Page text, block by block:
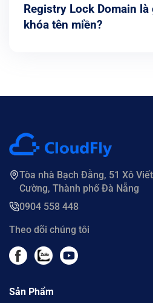
Registry Lock Domain là
khóa tên miền?
Tòa nhà Bạch Đằng, 51 Xô
Cường, Thành phố Đà Nẵng
0904 558 448
Theo dõi chúng tôi
Sản Phẩm